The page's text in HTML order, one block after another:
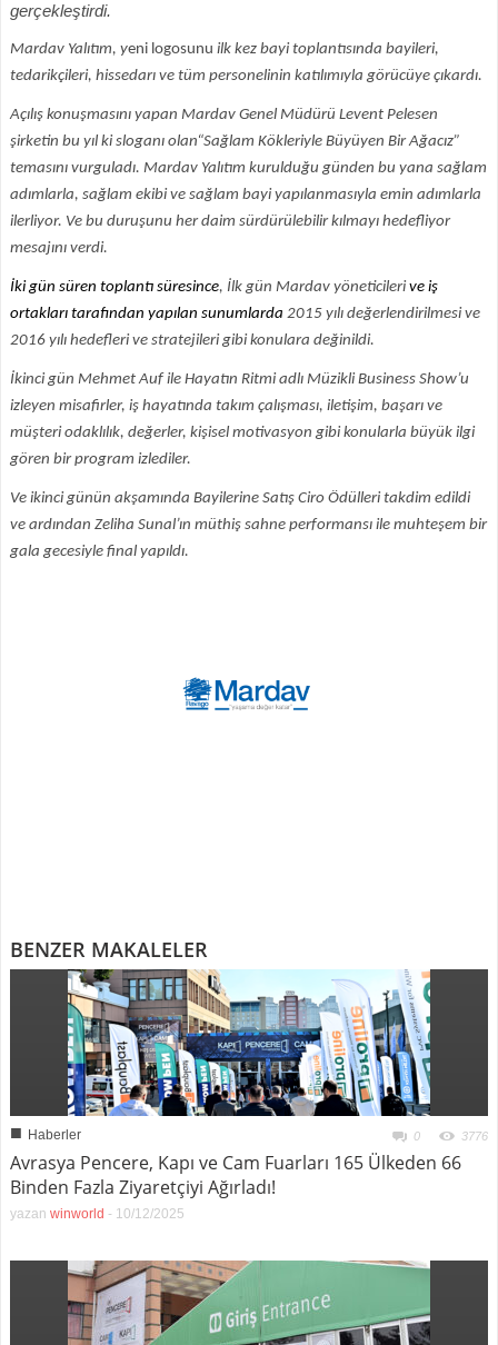
gerçekleştirdi.
Mardav Yalıtım, yeni logosunu ilk kez bayi toplantısında bayileri,
tedarikçileri, hissedarı ve tüm personelinin katılımıyla görücüye çıkardı.
Açılış konuşmasını yapan Mardav Genel Müdürü Levent Pelesen
şirketin bu yıl ki sloganı olan“Sağlam Kökleriyle Büyüyen Bir Ağacız”
temasını vurguladı. Mardav Yalıtım kurulduğu günden bu yana sağlam
adımlarla, sağlam ekibi ve sağlam bayi yapılanmasıyla emin adımlarla
ilerliyor. Ve bu duruşunu her daim sürdürülebilir kılmayı hedefliyor
mesajını verdi.
İki gün süren toplantı süresince, İlk gün Mardav yöneticileri ve iş
ortakları tarafından yapılan sunumlarda 2015 yılı değerlendirilmesi ve
2016 yılı hedefleri ve stratejileri gibi konulara değinildi.
İkinci gün Mehmet Auf ile Hayatın Ritmi adlı Müzikli Business Show’u
izleyen misafirler, iş hayatında takım çalışması, iletişim, başarı ve
müşteri odaklılık, değerler, kişisel motivasyon gibi konularla büyük ilgi
gören bir program izlediler.
Ve ikinci günün akşamında Bayilerine Satış Ciro Ödülleri takdim edildi
ve ardından Zeliha Sunal’ın müthiş sahne performansı ile muhteşem bir
gala gecesiyle final yapıldı.
BENZER MAKALELER
■ Haberler 0 3776
Avrasya Pencere, Kapı ve Cam Fuarları 165 Ülkeden 66
Binden Fazla Ziyaretçiyi Ağırladı!
yazan winworld - 10/12/2025